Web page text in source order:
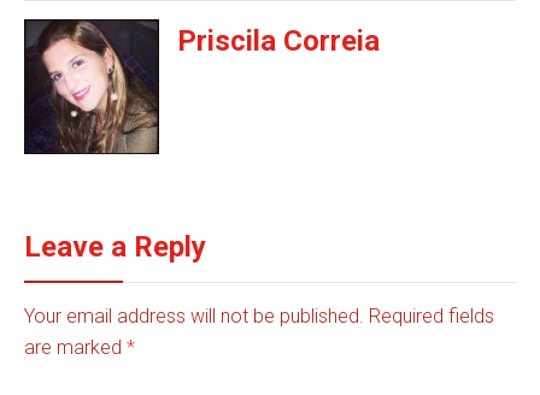
Priscila Correia
Leave a Reply
Your email address will not be published. Required fields
are marked *